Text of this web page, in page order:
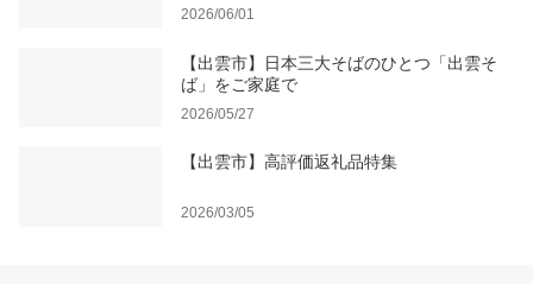
2026/06/01
【出雲市】日本三大そばのひとつ「出雲そ
ば」をご家庭で
2026/05/27
【出雲市】高評価返礼品特集
2026/03/05